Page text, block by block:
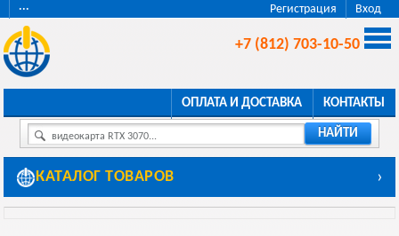
Регистрация Вход
···
+7 (812) 703-10-50
ОПЛАТА И ДОСТАВКА КОНТАКТЫ
видеокарта RTX 3070... НАЙТИ
КАТАЛОГ ТОВАРОВ ›